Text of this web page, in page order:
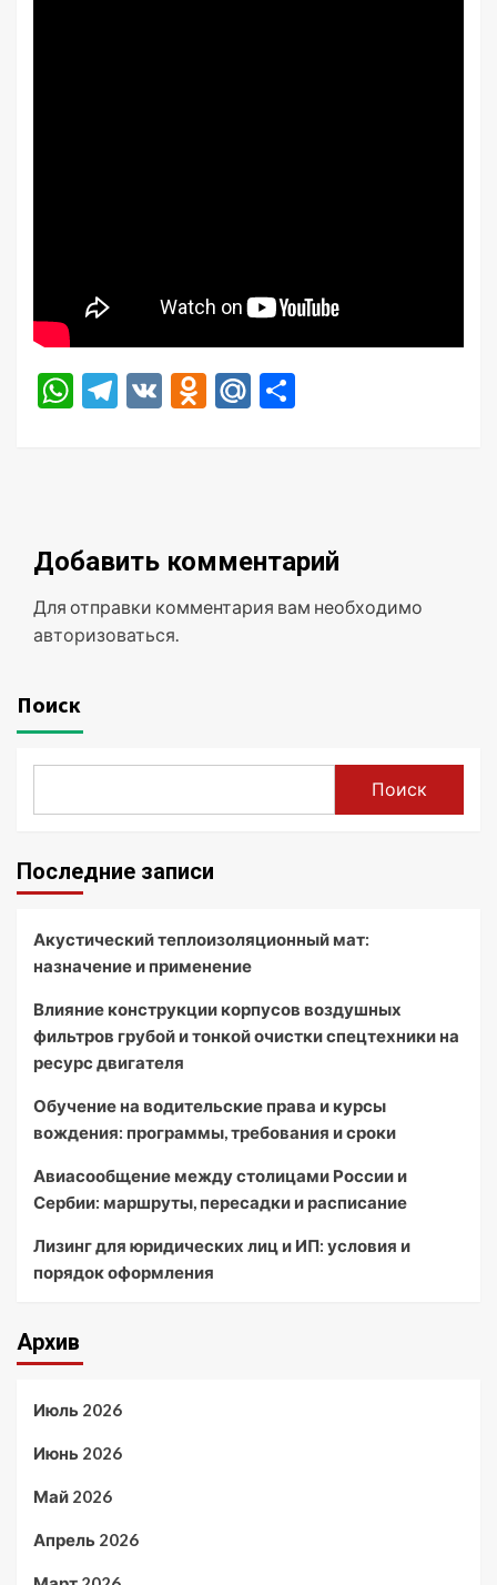
WhatsApp
Telegram
VK Odnoklassniki
Mail.Ru
Добавить комментарий
Для отправки комментария вам необходимо
авторизоваться
Поиск
Поиск
Последние записи
Акустический теплоизоляционный мат:
назначение и применение
Влияние конструкции корпусов воздушных
фильтров грубой и тонкой очистки спецтехники на
ресурс двигателя
Обучение на водительские права и курсы
вождения: программы, требования и сроки
Авиасообщение между столицами России и
Сербии: маршруты, пересадки и расписание
Лизинг для юридических лиц и ИП: условия и
порядок оформления
Архив
Июль 2026
Июнь 2026
Май 2026
Апрель 2026